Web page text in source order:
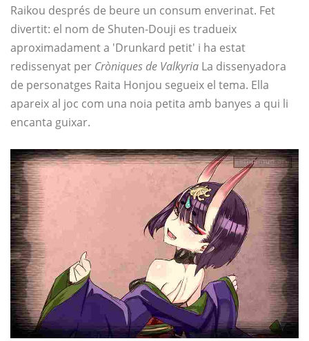
Raikou després de beure un consum enverinat. Fet
divertit: el nom de Shuten-Douji es tradueix
aproximadament a 'Drunkard petit' i ha estat
redissenyat per Cròniques de Valkyria La dissenyadora
de personatges Raita Honjou segueix el tema. Ella
apareix al joc com una noia petita amb banyes a qui li
encanta guixar.